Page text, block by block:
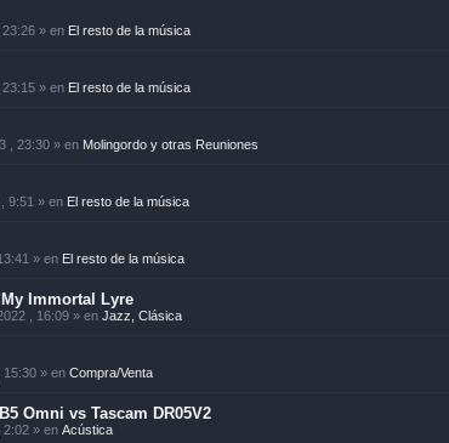
23:26 » en El resto de la música
23:15 » en El resto de la música
, 23:30 » en Molingordo y otras Reuniones
9:51 » en El resto de la música
» en El resto de la música
Immortal Lyre
, 16:09 » en Jazz, Clásica
15:30 » en Compra/Venta
Omni vs Tascam DR05V2
2:02 » en Acústica